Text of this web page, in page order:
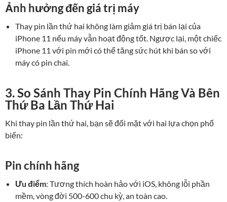
Ảnh hưởng đến giá trị máy
Thay pin lần thứ hai không làm giảm giá trị bán lại của
iPhone 11 nếu máy vẫn hoạt động tốt. Ngược lại, một chiếc
iPhone 11 với pin mới có thể tăng sức hút khi bán so với
máy có pin chai.
3. So Sánh Thay Pin Chính Hãng Và Bên
Thứ Ba Lần Thứ Hai
Khi thay pin lần thứ hai, bạn sẽ đối mặt với hai lựa chọn phổ
biến:
Pin chính hãng
Ưu điểm: Tương thích hoàn hảo với iOS, không lỗi phần
mềm, vòng đời 500-600 chu kỳ, an toàn cao.